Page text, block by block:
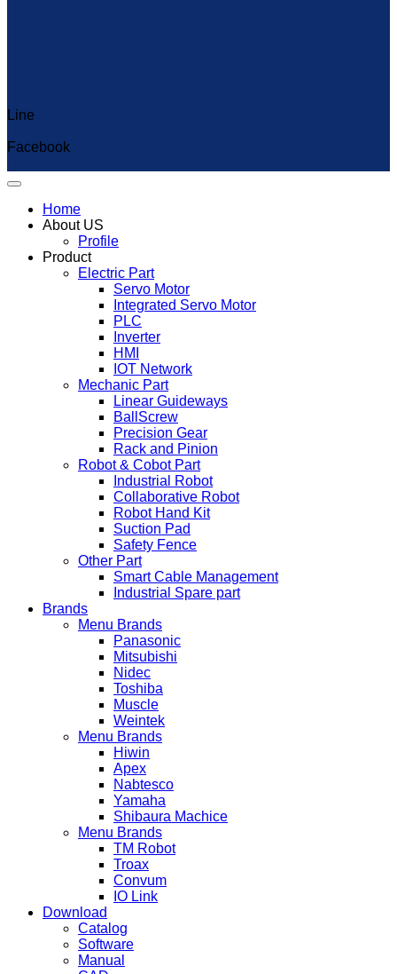
Line
Facebook
Home
About US
Profile
Product
Electric Part
Servo Motor
Integrated Servo Motor
PLC
Inverter
HMI
IOT Network
Mechanic Part
Linear Guideways
BallScrew
Precision Gear
Rack and Pinion
Robot & Cobot Part
Industrial Robot
Collaborative Robot
Robot Hand Kit
Suction Pad
Safety Fence
Other Part
Smart Cable Management
Industrial Spare part
Brands
Menu Brands
Panasonic
Mitsubishi
Nidec
Toshiba
Muscle
Weintek
Menu Brands
Hiwin
Apex
Nabtesco
Yamaha
Shibaura Machice
Menu Brands
TM Robot
Troax
Convum
IO Link
Download
Catalog
Software
Manual